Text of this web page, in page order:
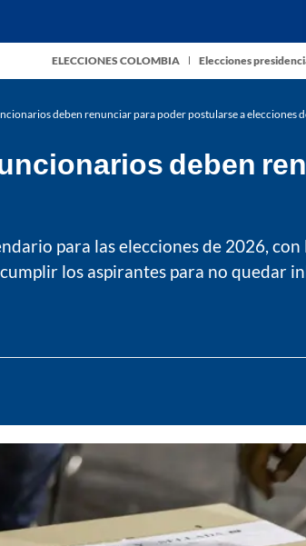
ELECCIONES COLOMBIA Elecciones
deben renunciar para poder postularse a elecciones
deben
para las elecciones de 2026,
los aspirantes para no quedar